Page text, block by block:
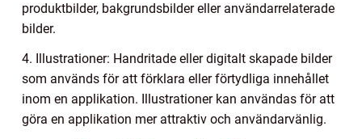
produktbilder, bakgrundsbilder eller användarrelaterade
bilder.
4. Illustrationer: Handritade eller digitalt skapade bilder
som används för att förklara eller förtydliga innehållet
inom en applikation. Illustrationer kan användas för att
göra en applikation mer attraktiv och användarvänlig.